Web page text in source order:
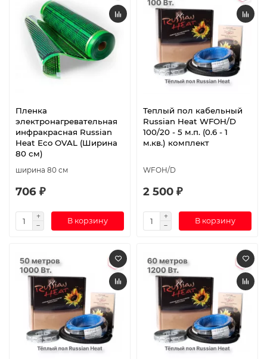
Пленка
электронагревательная
инфракрасная Russian
Heat Eco OVAL (Ширина
80 см)
ширина 80 см
706 ₽
В корзину
Теплый пол кабельный
Russian Heat WFOH/D
100/20 - 5 м.п. (0.6 - 1
м.кв.) комплект
WFOH/D
2 500 ₽
В корзину